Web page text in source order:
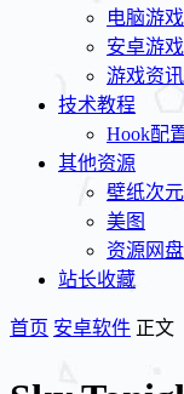
电脑游戏
安卓游戏
游戏资讯
技术教程
Hook配
其他资源
壁纸次元
美图
资源网
站长收藏
首页 安卓软件 正文